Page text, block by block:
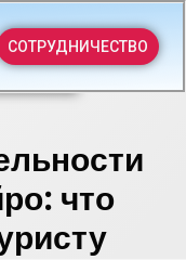
СОТРУДНИЧЕСТВО
что